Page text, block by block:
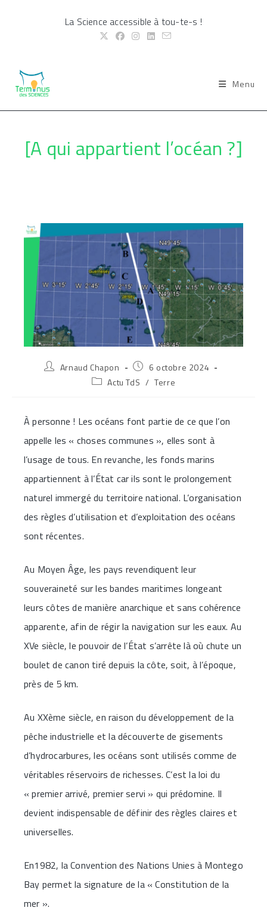
La Science accessible à tou-te-s !
Menu
[A qui appartient l’océan ?]
Auteur/autrice
Arnaud Chapon
Publication
publiée :
6 octobre 2024
PostActu TdS / Terre
À personne ! Les océans font partie de ce que l’on
appelle les « choses communes », elles sont à
l’usage de tous. En revanche, les fonds marins
appartiennent à l’État car ils sont le prolongement
naturel immergé du territoire national. L’organisation
des règles d’utilisation et d’exploitation des océans
sont récentes.
Au Moyen Âge, les pays revendiquent leur
souveraineté sur les bandes maritimes longeant
leurs côtes de manière anarchique et sans cohérence
apparente, afin de régir la navigation sur les eaux. Au
XVe siècle, le pouvoir de l’État s’arrête là où chute un
boulet de canon tiré depuis la côte, soit, à l’époque,
près de 5 km.
Au XXème siècle, en raison du développement de la
pêche industrielle et la découverte de gisements
d’hydrocarbures, les océans sont utilisés comme de
véritables réservoirs de richesses. C’est la loi du
« premier arrivé, premier servi » qui prédomine. Il
devient indispensable de définir des règles claires et
universelles.
En1982, la Convention des Nations Unies à Montego
Bay permet la signature de la « Constitution de la
mer ».